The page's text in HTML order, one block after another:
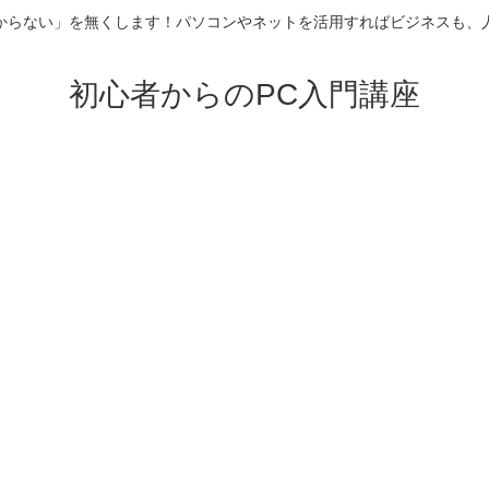
らない」を無くします！パソコンやネットを活用すればビジネスも、
初心者からのPC入門講座